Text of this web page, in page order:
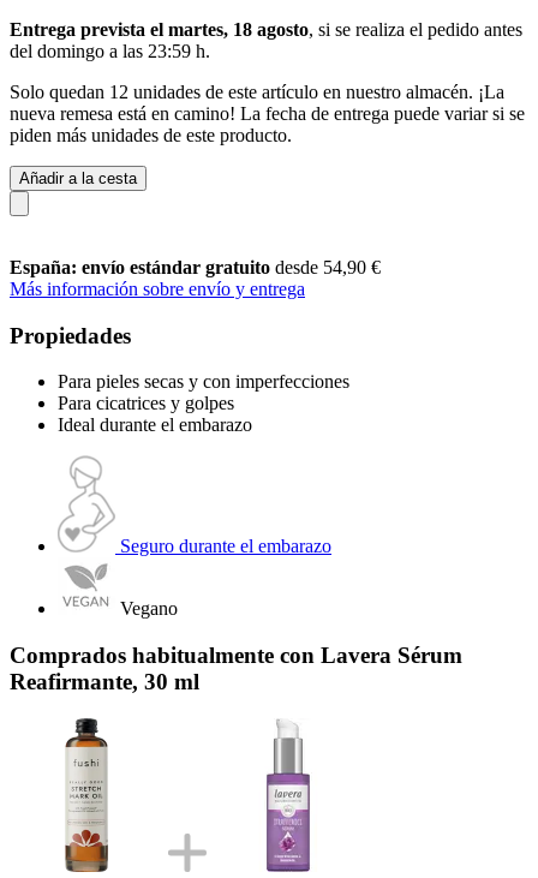
Entrega prevista el martes, 18 agosto, si se realiza el pedido antes
del domingo a las 23:59 h.
Solo quedan 12 unidades de este artículo en nuestro almacén. ¡La
nueva remesa está en camino! La fecha de entrega puede variar si se
piden más unidades de este producto.
Añadir a la cesta
España: envío estándar gratuito desde 54,90 €
Más información sobre envío y entrega
Propiedades
Para pieles secas y con imperfecciones
Para cicatrices y golpes
Ideal durante el embarazo
Seguro durante el embarazo
Vegano
Comprados habitualmente con Lavera Sérum
Reafirmante, 30 ml